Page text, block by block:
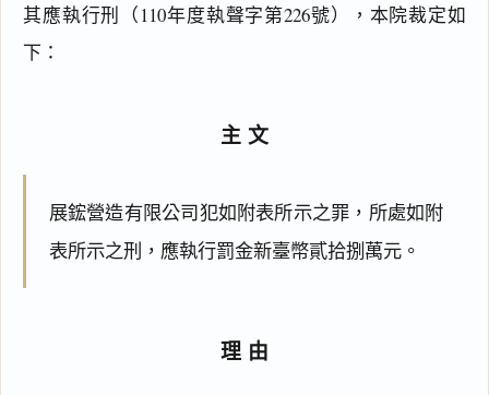
其應執行刑（110年度執聲字第226號），本院裁定如
下：
主文
展鋐營造有限公司犯如附表所示之罪，所處如附
表所示之刑，應執行罰金新臺幣貳拾捌萬元。
理由